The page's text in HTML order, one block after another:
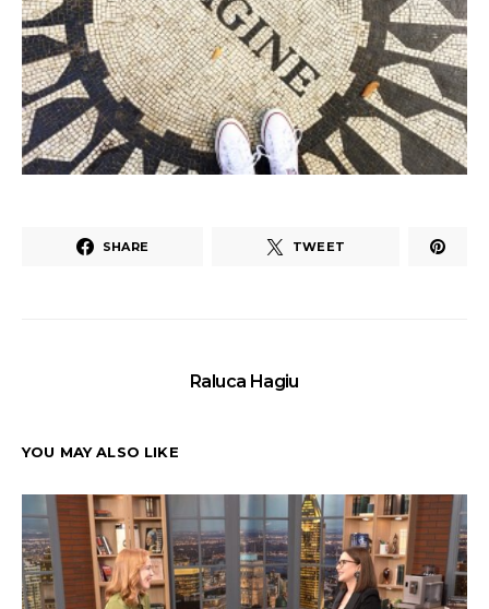
SHARE TWEET
Raluca Hagiu
YOU MAY ALSO LIKE